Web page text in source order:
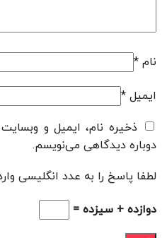
نام *
ایمیل *
ذخیره نام، ایمیل و
دوباره دیدگاهی می‌نویسم.
لطفا پاسخ را به عدد انگلیسی
دوازده + سیزده =